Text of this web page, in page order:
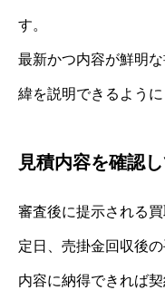
す。
最新かつ内容が鮮明
緯を説明できるように
見積内容を確認
審査後に提示される
定日、売掛金回収後
内容に納得できれば